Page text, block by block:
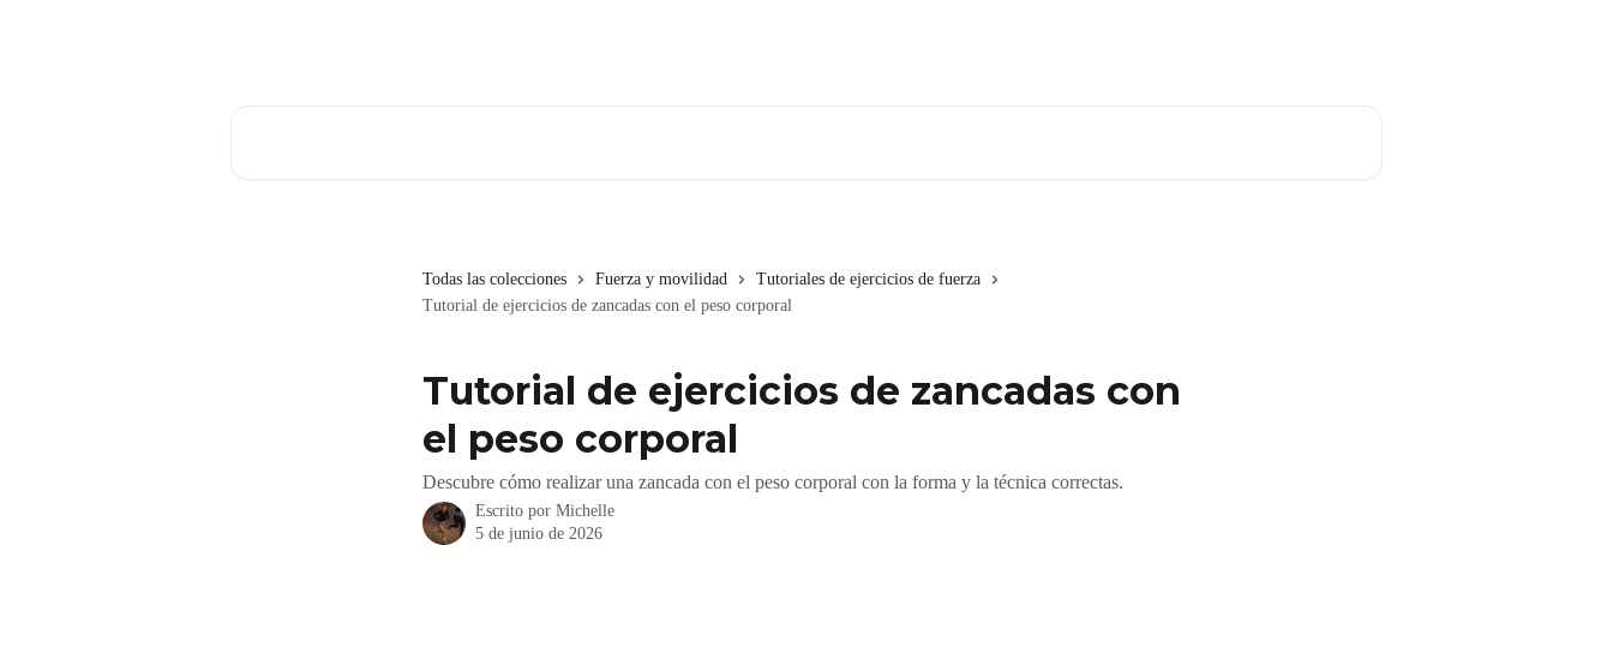
Todas las colecciones Fuerza y movilidad
Tutoriales de ejercicios de fuerza
Tutorial de ejercicios de zancadas con el peso corporal
Tutorial de ejercicios de zancadas con
el peso corporal
Descubre cómo realizar una zancada con el peso corporal con la forma y la técnica correctas.
Escrito por Michelle
5 de junio de 2026